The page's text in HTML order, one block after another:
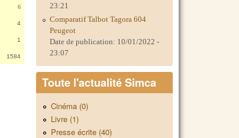
6
4
1
1584
23:21
Comparatif Talbot Tagora 604
Peugeot
Date de publication: 10/01/2022 -
23:07
Toute l'actualité Simca
Cinéma (0)
Livre (1)
Presse écrite (40)